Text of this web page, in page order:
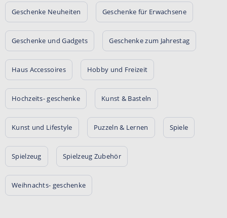
Geschenke Neuheiten Geschenke für Erwachsene
Geschenke und Gadgets Geschenke zum Jahrestag
Haus Accessoires Hobby und Freizeit
Hochzeits- geschenke Kunst & Basteln
Kunst und Lifestyle Puzzeln & Lernen Spiele
Spielzeug Spielzeug Zubehör
Weihnachts- geschenke